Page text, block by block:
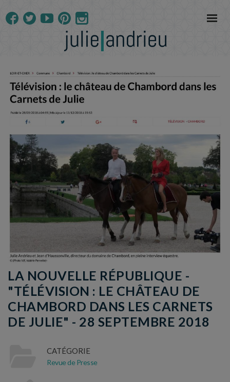
LA NOUVELLE RÉPUBLIQUE -
"TÉLÉVISION : LE CHÂTEAU DE
CHAMBORD DANS LES CARNETS
DE JULIE" - 28 SEPTEMBRE 2018
CATÉGORIE
Revue de Presse